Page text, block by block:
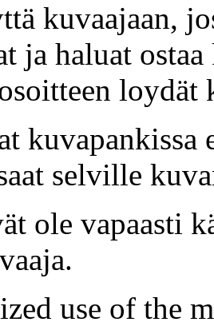
kuvaajaan,
ja haluat
loydät
kuvapankissa
selville
ole vapaasti
use of the